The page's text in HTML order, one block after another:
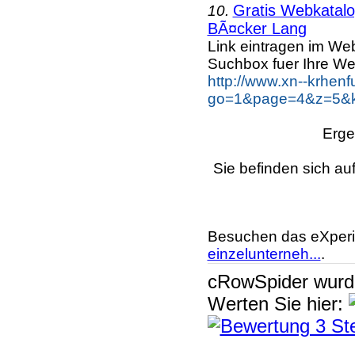
10. Gratis
BÃ¤cker Lang
Link eintragen im
Suchbox fuer Ihre
http://www.xn--
Sie befinden sich
Besuchen das
einzelunterneh....
cRowSpider
Werten Sie hier: